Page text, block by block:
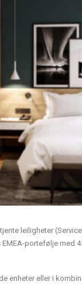
leiligheter
portefølje med
enheter eller i